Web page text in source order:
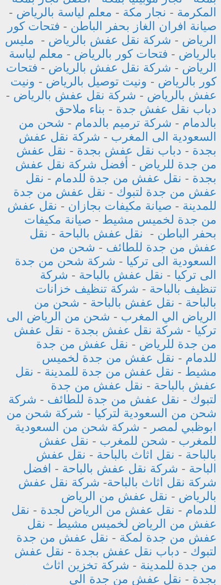
المكرمة - نجار مكة - معلم لياسة بالرياض -
صيانة افران الغاز بحفر الباطن - فتحات كور
الرياض - شركة نقل عفش بالرياض - مليس
بالرياض - فتحات كور بالرياض - معلم لياسة
الرياض - شركة نقل عفش بالرياض - فتحات
كور بالرياض - ونيت توصيل بالرياض - ونيت
عفش بالرياض - شركة نقل عفش بالرياض -
دباب نقل عفش جدة - بناء ملاحق
بالدمام - شركة ترميم بالدمام - شحن من
السعودية الى المغرب - شركة نقل عفش
بجدة - دباب نقل عفش بجدة - نقل عفش
من جدة للرياض - أفضل شركة نقل عفش
بجدة - نقل عفش من جدة للدمام - نقل
عفش من جدة لتبوك - نقل عفش من جدة
للمدينة - صيانة مكيفات بجازان - نقل عفش
من جدة لخميس مشيط - صيانة مكيفات
بحفر الباطن - نقل عفش بالباحة - نقل
عفش من جدة للطائف - شحن من
السعودية الى تركيا - شركة شحن من جدة
الى تركيا - نقل عفش بالباحة - شركة
تنظيف بالباحة - شركة تنظيف خزانات
بالباحة - نقل عفش بالباحة - شحن من
الرياض الي المغرب - شحن من الرياض الى
تركيا - شركة نقل عفش بجدة - نقل عفش
من جدة للرياض - نقل عفش من جدة
للدمام - نقل عفش من جدة لخميس
مشيط - نقل عفش من جدة للمدينة - نقل
عفش بالباحة - نقل عفش من جدة
لتبوك - نقل عفش من جدة للطائف - شركة
شحن من السعودية لتركيا - شركة شحن من
ابوظبي لمصر - شركة شحن من السعودية
للمغرب - شحن للمغرب - نقل عفش
بالباحة - نقل اثاث بالباحة - نقل عفش
الباحة - شركة نقل عفش بالباحة - افضل
شركة نقل اثاث بالباحة- شركة نقل عفش
بالرياض - نقل عفش من الرياض
للدمام - نقل عفش من الرياض لجدة - نقل
عفش من الرياض لخميس مشيط - نقل
عفش من جدة لمكة - نقل عفش من جدة
لتبوك - دباب نقل عفش بجدة - نقل عفش
من جدة للمدينة - شركة تخزين اثاث
بجدة - نقل عفش من جدة الي